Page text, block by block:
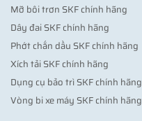
Mỡ bôi trơn SKF chính hãng
Dây đai SKF chính hãng
Phớt chắn dầu SKF chính hãng
Xích tải SKF chính hãng
Dụng cụ bảo trì SKF chính hãng
Vòng bi xe máy SKF chính hãng